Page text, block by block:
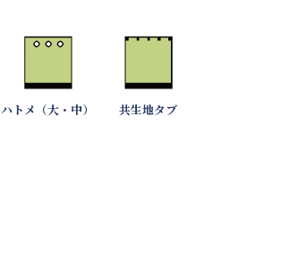
ハトメ（大・中） 共生地タブ